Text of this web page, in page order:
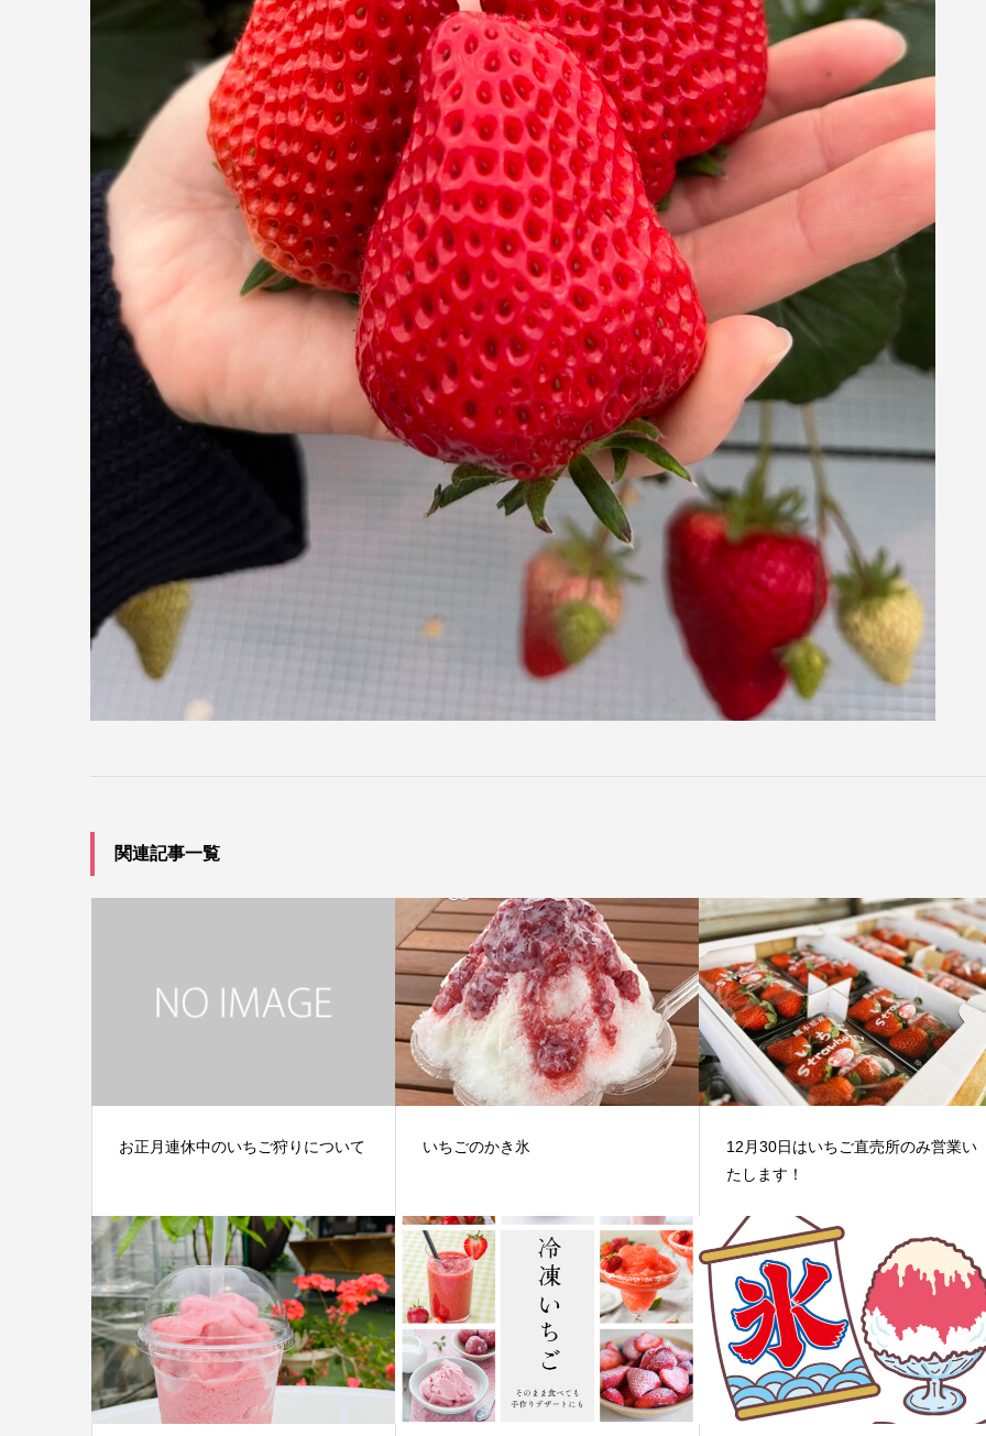
関連記事一覧
お正月連休中のいちご狩りについて いちごのかき氷
12月30日はいちご直売所のみ営業い
たします！